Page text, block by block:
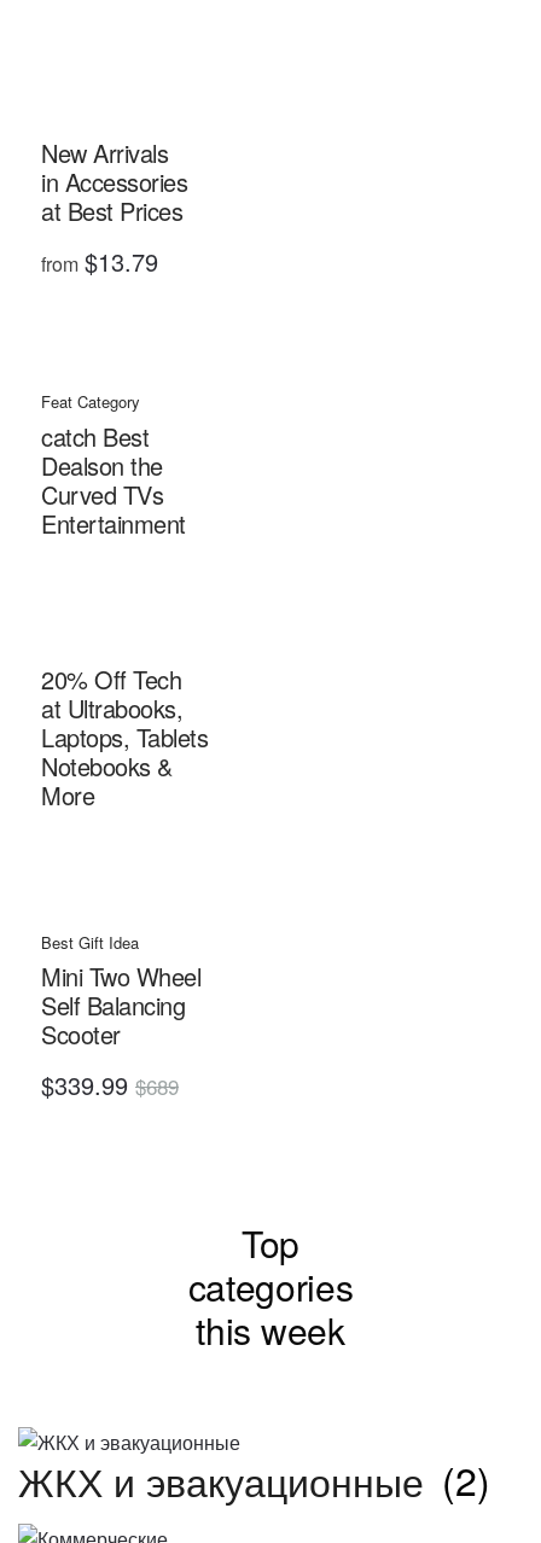
New Arrivals
in Accessories
at Best Prices
from $13.79
Feat Category
catch Best
Dealson the
Curved TVs
Entertainment
20% Off Tech
at Ultrabooks,
Laptops, Tablets
Notebooks &
More
Best Gift Idea
Mini Two Wheel
Self Balancing
Scooter
$339.99 $689
Top
categories
this week
ЖКХ и эвакуационные (2)